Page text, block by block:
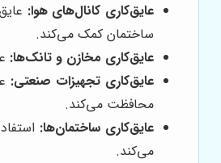
عایق‌کاری کانال‌های هوا:
ساختمان کمک می‌کند.
عایق‌کاری مخازن و تانک‌ها:
عایق‌کاری تجهیزات صنعتی:
محافظت می‌کند.
عایق‌کاری ساختمان‌ها:
می‌کند.